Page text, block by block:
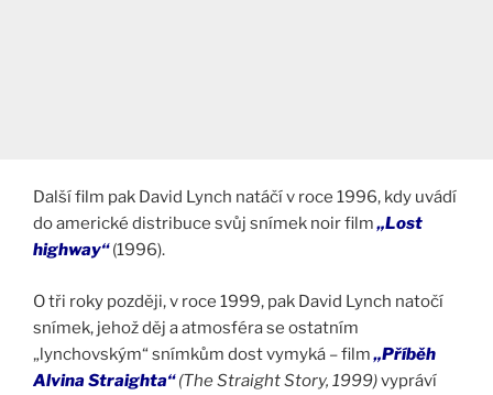
Další film pak David Lynch natáčí v roce 1996, kdy uvádí
do americké distribuce svůj snímek noir film„Lost
highway“(1996).
O tři roky později, v roce 1999, pak David Lynch natočí
snímek, jehož děj a atmosféra se ostatním
„lynchovským“ snímkům dost vymyká – film„Příběh
Alvina Straighta“(The Straight Story, 1999)vypráví